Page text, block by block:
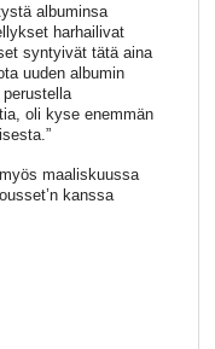
albuminsa
harhailivat
syntyivät tätä aina
uuden albumin
oli kyse enemmän
maaliskuussa
kanssa